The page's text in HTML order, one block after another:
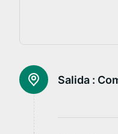
Salida :